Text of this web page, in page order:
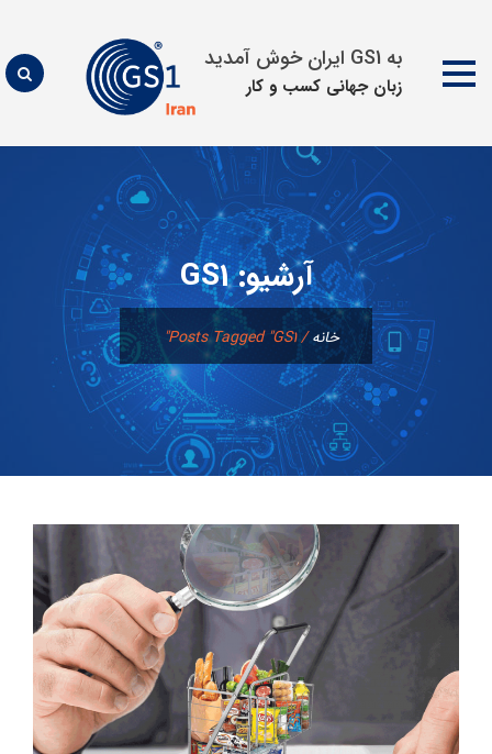
به GS1 ایران خوش آمدید
زبان جهانی كسب و كار
محتوا
آرشیو:GS1
خانه/
Posts Tagged "GS1"